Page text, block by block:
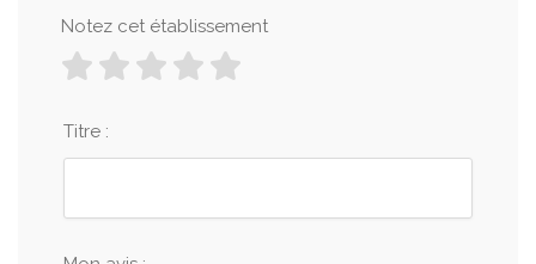
Notez cet établissement
Titre :